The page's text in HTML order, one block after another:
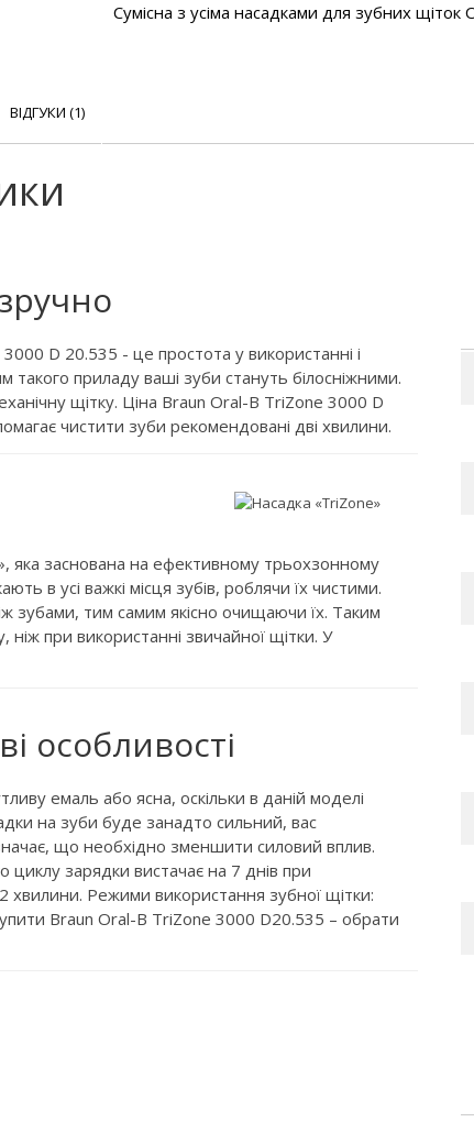
Сумісна з усіма насадками для зубних щіток
ВІДГУКИ (1)
D 20.535 - це простота у використанні і
приладу ваші зуби стануть білосніжними.
щітку. Ціна Braun Oral-B TriZone 3000 D
чистити зуби рекомендовані дві хвилини.
яка заснована на ефективному трьохзонному
в усі важкі місця зубів, роблячи їх чистими.
зубами, тим самим якісно очищаючи їх. Таким
при використанні звичайної щітки. У
особливості
емаль або ясна, оскільки в даній моделі
на зуби буде занадто сильний, вас
що необхідно зменшити силовий вплив.
зарядки вистачає на 7 днів при
хвилини. Режими використання зубної щітки:
Braun Oral-B TriZone 3000 D20.535 – обрати